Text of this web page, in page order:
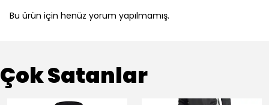
Bu ürün için henüz yorum yapılmamış.
Çok Satanlar